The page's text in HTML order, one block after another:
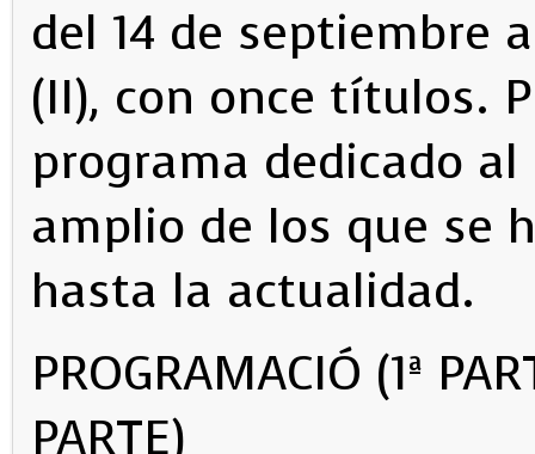
del 14 de septiembre
(II), con once títulos.
programa dedicado
amplio de los que se
hasta la actualidad.
PROGRAMACIÓ (1ª
PARTE)